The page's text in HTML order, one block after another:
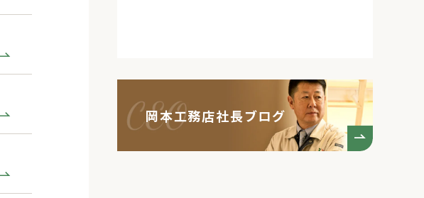
岡本工務店社長ブログ